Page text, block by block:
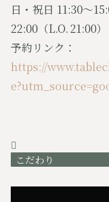
日・祝日 11:30〜
22:00（L.O. 21:00）
予約リンク：
https://
こだわり